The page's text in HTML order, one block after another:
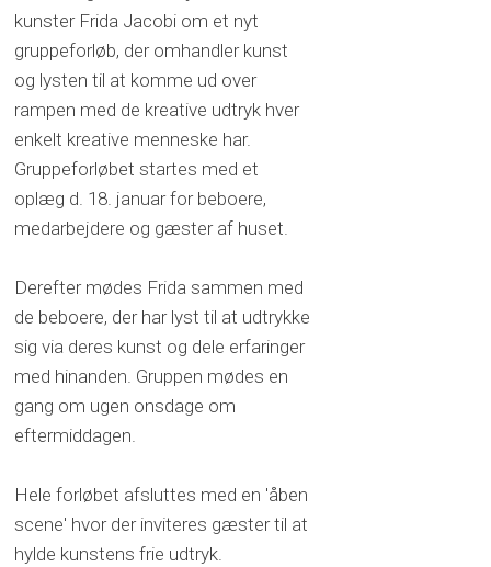
kunster Frida Jacobi om et nyt
gruppeforløb, der omhandler kunst
og lysten til at komme ud over
rampen med de kreative udtryk hver
enkelt kreative menneske har.
Gruppeforløbet startes med et
oplæg d. 18. januar for beboere,
medarbejdere og gæster af huset.
Derefter mødes Frida sammen med
de beboere, der har lyst til at udtrykke
sig via deres kunst og dele erfaringer
med hinanden. Gruppen mødes en
gang om ugen onsdage om
eftermiddagen.
Hele forløbet afsluttes med en 'åben
scene' hvor der inviteres gæster til at
hylde kunstens frie udtryk.